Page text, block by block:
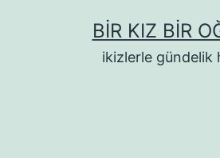
BIR KIZ BIR
ikizlerle gündelik